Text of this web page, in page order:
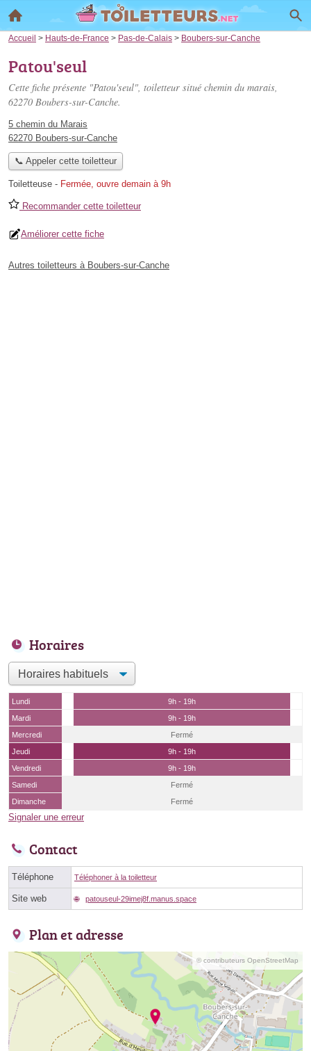
Accueil > Hauts-de-France > Pas-de-Calais > Boubers-sur-Canche
Patou'seul
Cette fiche présente "Patou'seul", toiletteur situé chemin du marais,
62270 Boubers-sur-Canche.
5 chemin du Marais
62270 Boubers-sur-Canche
📞 Appeler cette toiletteur
Toiletteuse - Fermée, ouvre demain à 9h
Recommander cette toiletteur
Améliorer cette fiche
Autres toiletteurs à Boubers-sur-Canche
Horaires
Lundi
9h - 19h
Mardi
9h - 19h
Mercredi
Fermé
Jeudi
9h - 19h
Vendredi
9h - 19h
Samedi
Fermé
Dimanche
Fermé
Signaler une erreur
Contact
Téléphone Téléphoner à la toiletteur
Site web patouseul-29imej8f.manus.space
Plan et adresse
© contributeurs OpenStreetMap